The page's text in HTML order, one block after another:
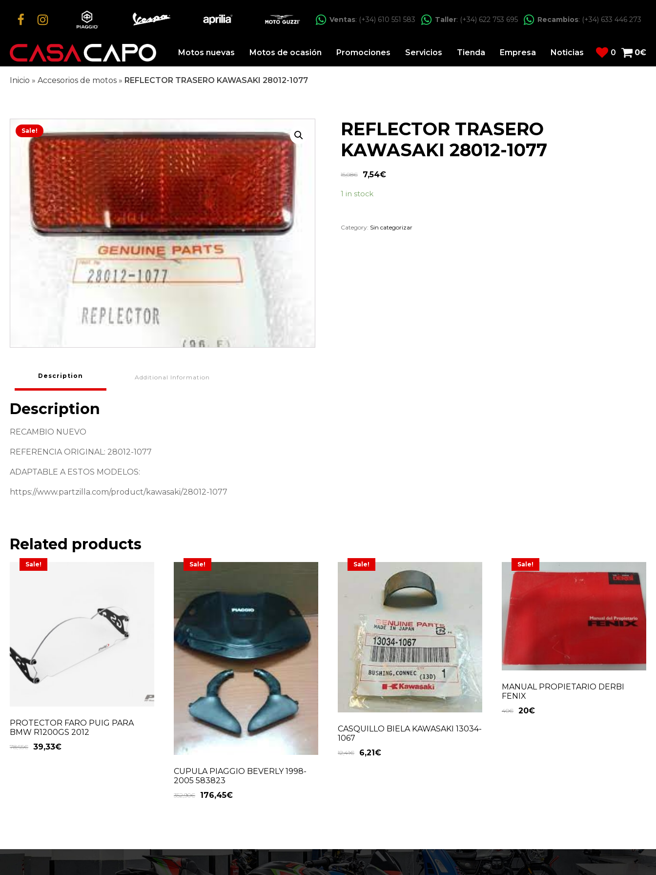
Ventas: (+34) 610 551 583 Taller: (+34) 622 753 695 Recambios: (+34) 633 446 273
Motos nuevas Motos de ocasión Promociones Servicios Tienda Empresa Noticias 0 0€
Inicio » Accesorios de motos » REFLECTOR TRASERO KAWASAKI 28012-1077
Sale!
REFLECTOR TRASERO
KAWASAKI 28012-1077
15,08€ 7,54€
1 in stock
Category: Sin categorizar
Description Additional Information
Description
RECAMBIO NUEVO
REFERENCIA ORIGINAL: 28012-1077
ADAPTABLE A ESTOS MODELOS:
https://www.partzilla.com/product/kawasaki/28012-1077
Related products
Sale!
PROTECTOR FARO PUIG PARA
BMW R1200GS 2012
78,65€ 39,33€
Sale!
CUPULA PIAGGIO BEVERLY 1998-
2005 583823
352,90€ 176,45€
Sale!
CASQUILLO BIELA KAWASAKI 13034-
1067
12,41€ 6,21 €
Sale!
MANUAL PROPIETARIO DERBI
FENIX
40€ 20€